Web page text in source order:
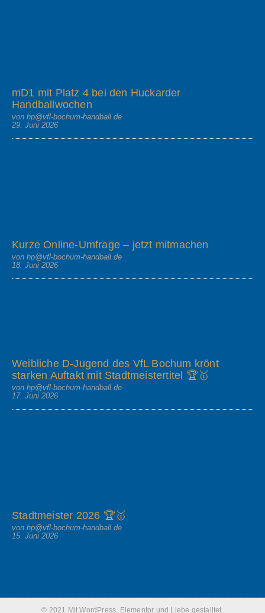
mD1 mit Platz 4 bei den Huckarder
Handballwochen
von hp@vfl-bochum-handball.de
29. Juni 2026
Kurze Online-Umfrage – jetzt mitmachen
von hp@vfl-bochum-handball.de
18. Juni 2026
Weibliche D-Jugend des VfL Bochum krönt
starken Auftakt mit Stadtmeistertitel 🏆🥇
von hp@vfl-bochum-handball.de
17. Juni 2026
Stadtmeister 2026 🏆🥇
von hp@vfl-bochum-handball.de
15. Juni 2026
© 2021 Mit WordPress, Elementor und Liebe gestalltet.